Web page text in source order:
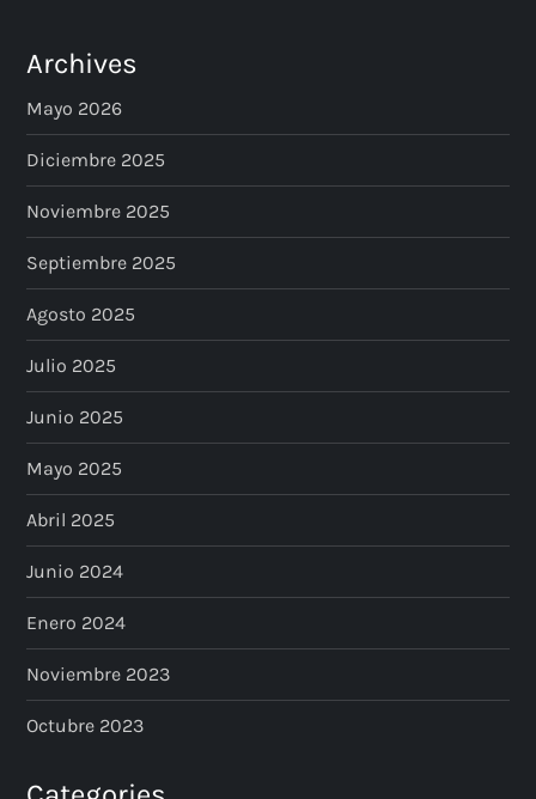
Archives
Mayo 2026
Diciembre 2025
Noviembre 2025
Septiembre 2025
Agosto 2025
Julio 2025
Junio 2025
Mayo 2025
Abril 2025
Junio 2024
Enero 2024
Noviembre 2023
Octubre 2023